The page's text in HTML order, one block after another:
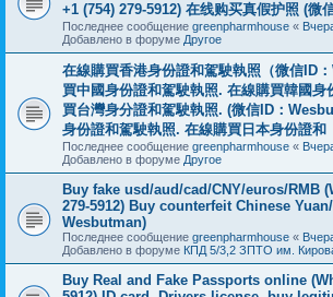
+1 (754) 279-5912) 在线购买真假护照 (微
Последнее сообщение greenpharmhouse «
Добавлено в форуме Другое
在線購買香港身份證和駕駛執照（微信ID
買中國身份證和駕駛執照. 在線購買韓國
買台灣身分證和駕駛執照. (微信ID：
身份證和駕駛執照. 在線購買日本身份證和
Последнее сообщение greenpharmhouse «
Добавлено в форуме Другое
Buy fake usd/aud/cad/CNY/euros/RMB
279-5912) Buy counterfeit Chinese
Wesbutman)
Последнее сообщение greenpharmhouse «
Добавлено в форуме КПД 5/3,2 ЗПТО им.
Buy Real and Fake Passports online